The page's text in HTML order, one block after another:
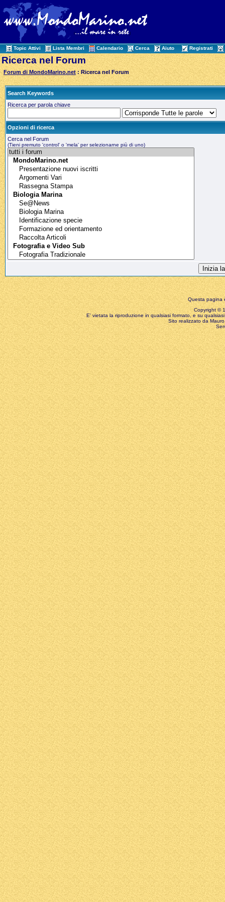
Topic Attivi Lista Membri Calendario Cerca Aiuto Registrati
Ricerca nel Forum
Forum di MondoMarino.net : Ricerca nel Forum
Search Keywords
Ricerca per parola chiave
Opzioni di ricerca
Cerca nel Forum
(Tieni premuto 'control' o 'mela' per selezionarne più di uno)
Questa pagina
Copyright ©
E' vietata la riproduzione in qualsiasi formato, e su
Sito realizzato da